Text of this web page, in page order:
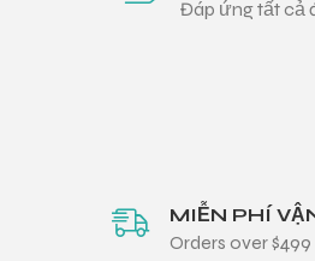
Đáp ứng tất cả
MIỄN PHÍ
Orders over $499